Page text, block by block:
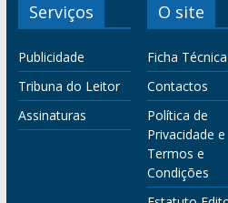
Serviços
Publicidade
Tribuna do Leitor
Assinaturas
O site
Ficha Técnica
Contactos
Política de
Privacidade e
Termos e
Condições